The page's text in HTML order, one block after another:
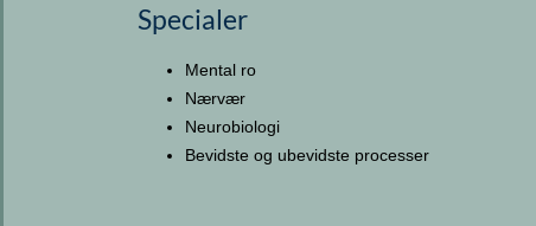
Specialer
Mental ro
Nærvær
Neurobiologi
Bevidste og ubevidste processer